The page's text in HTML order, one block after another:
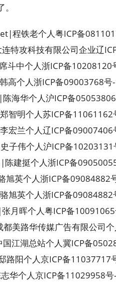
程铁老个人粤ICP备
特攻科技有限公司企业辽
斗中个人浙ICP备10208120
高个人浙ICP备09003768号
海华个人沪ICP备
智明个人苏ICP备11061162
宏兰个人辽ICP备09007406
子伟个人沪ICP备10203131
建挺个人浙ICP备
英个人浙ICP备09084882
旭英个人浙ICP备09084882
月晖个人粤ICP备
美路华传媒广告有限公司
江湖总站个人冀ICP备
阳个人京ICP备11037717
华个人京ICP备11029958号